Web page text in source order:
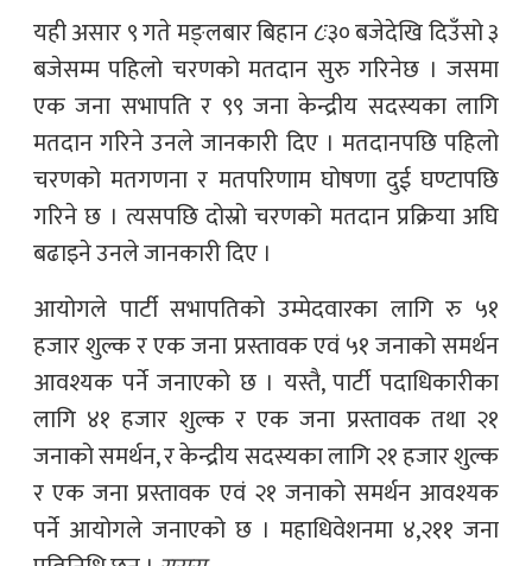
यही असार ९ गते मङ्लबार बिहान ८ः३० बजेदेखि दिउँसो ३
बजेसम्म पहिलो चरणको मतदान सुरु गरिनेछ । जसमा
एक जना सभापति र ९९ जना केन्द्रीय सदस्यका लागि
मतदान गरिने उनले जानकारी दिए । मतदानपछि पहिलो
चरणको मतगणना र मतपरिणाम घोषणा दुई घण्टापछि
गरिने छ । त्यसपछि दोस्रो चरणको मतदान प्रक्रिया अघि
बढाइने उनले जानकारी दिए ।
आयोगले पार्टी सभापतिको उम्मेदवारका लागि रु ५१
हजार शुल्क र एक जना प्रस्तावक एवं ५१ जनाको समर्थन
आवश्यक पर्ने जनाएको छ । यस्तै, पार्टी पदाधिकारीका
लागि ४१ हजार शुल्क र एक जना प्रस्तावक तथा २१
जनाको समर्थन, र केन्द्रीय सदस्यका लागि २१ हजार शुल्क
र एक जना प्रस्तावक एवं २१ जनाको समर्थन आवश्यक
पर्ने आयोगले जनाएको छ । महाधिवेशनमा ४,२११ जना